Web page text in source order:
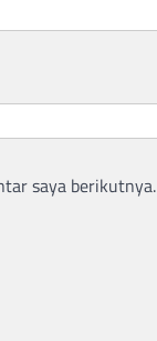
saya berikutnya.